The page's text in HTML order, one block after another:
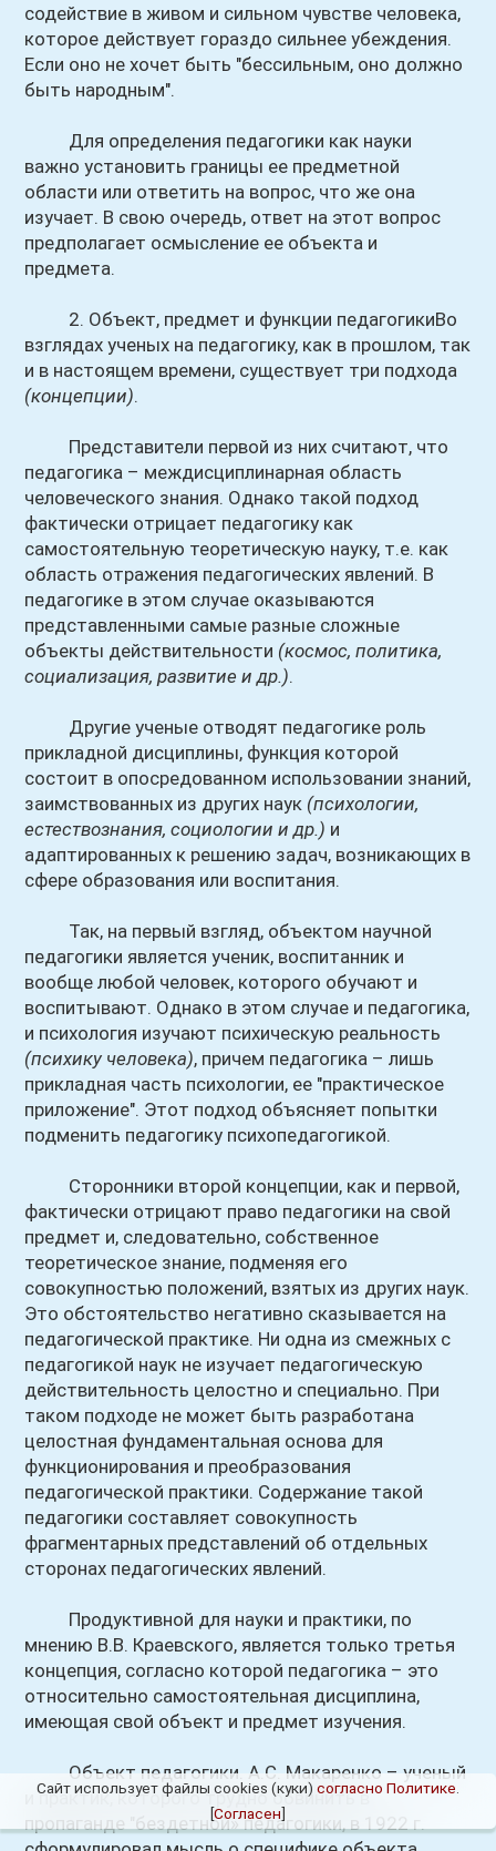
содействие в живом и сильном чувстве человека,
которое действует гораздо сильнее убеждения.
Если оно не хочет быть "бессильным, оно должно
быть народным".
Для определения педагогики как науки
важно установить границы ее предметной
области или ответить на вопрос, что же она
изучает. В свою очередь, ответ на этот вопрос
предполагает осмысление ее объекта и
предмета.
2. Объект, предмет и функции педагогикиВо
взглядах ученых на педагогику, как в прошлом, так
и в настоящем времени, существует три подхода
(концепции).
Представители первой из них считают, что
педагогика – междисциплинарная область
человеческого знания. Однако такой подход
фактически отрицает педагогику как
самостоятельную теоретическую науку, т.е. как
область отражения педагогических явлений. В
педагогике в этом случае оказываются
представленными самые разные сложные
объекты действительности (космос, политика,
социализация, развитие и др.).
Другие ученые отводят педагогике роль
прикладной дисциплины, функция которой
состоит в опосредованном использовании знаний,
заимствованных из других наук (психологии,
естествознания, социологии и др.) и
адаптированных к решению задач, возникающих в
сфере образования или воспитания.
Так, на первый взгляд, объектом научной
педагогики является ученик, воспитанник и
вообще любой человек, которого обучают и
воспитывают. Однако в этом случае и педагогика,
и психология изучают психическую реальность
(психику человека), причем педагогика – лишь
прикладная часть психологии, ее "практическое
приложение". Этот подход объясняет попытки
подменить педагогику психопедагогикой.
Сторонники второй концепции, как и первой,
фактически отрицают право педагогики на свой
предмет и, следовательно, собственное
теоретическое знание, подменяя его
совокупностью положений, взятых из других наук.
Это обстоятельство негативно сказывается на
педагогической практике. Ни одна из смежных с
педагогикой наук не изучает педагогическую
действительность целостно и специально. При
таком подходе не может быть разработана
целостная фундаментальная основа для
функционирования и преобразования
педагогической практики. Содержание такой
педагогики составляет совокупность
фрагментарных представлений об отдельных
сторонах педагогических явлений.
Продуктивной для науки и практики, по
мнению В.В. Краевского, является только третья
концепция, согласно которой педагогика – это
относительно самостоятельная дисциплина,
имеющая свой объект и предмет изучения.
Объект педагогики. А.С. Макаренко – ученый
и практик, которого трудно обвинить в
пропаганде "бездетной» педагогики, в 1922 г.
Сайт использует файлы cookies (куки) согласно Политике
[Согласен]